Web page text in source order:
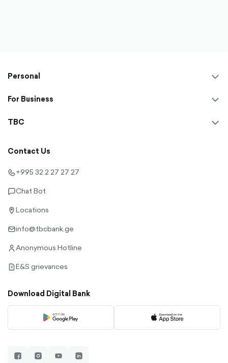
Personal
For Business
TBC
Contact Us
call-+995 32 2 27 27 27
chat-Chat Bot
location-
outlined
Locations
envelope-
info@tbcbank.ge
user-Anonymous Hotline
file-E&S grievances
Download Digital Bank
facebook-instagram-youtube-linkedin-